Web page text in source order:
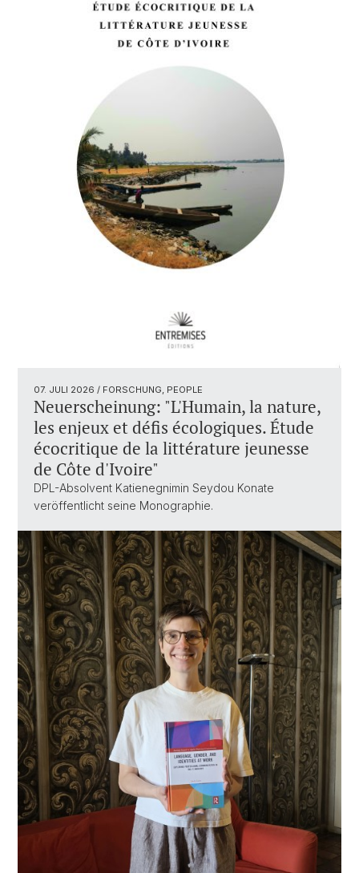
07. JULI 2026 / FORSCHUNG, PEOPLE
Neuerscheinung: "L'Humain, la nature,
les enjeux et défis écologiques. Étude
écocritique de la littérature jeunesse
de Côte d'Ivoire"
DPL-Absolvent Katienegnimin Seydou Konate
veröffentlicht seine Monographie.